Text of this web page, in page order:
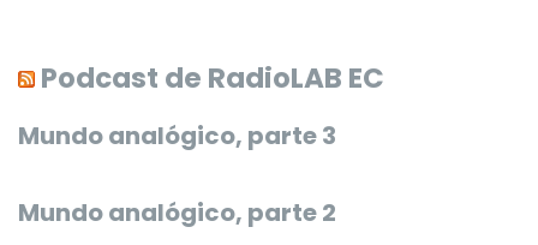
Podcast de RadioLAB EC
Mundo analógico, parte 3
Mundo analógico, parte 2